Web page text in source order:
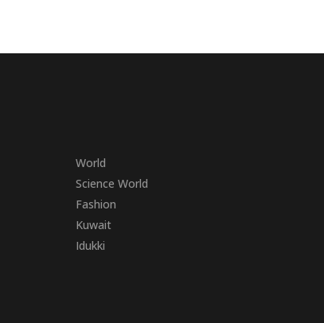
World
Science World
Fashion
Kuwait
Idukki